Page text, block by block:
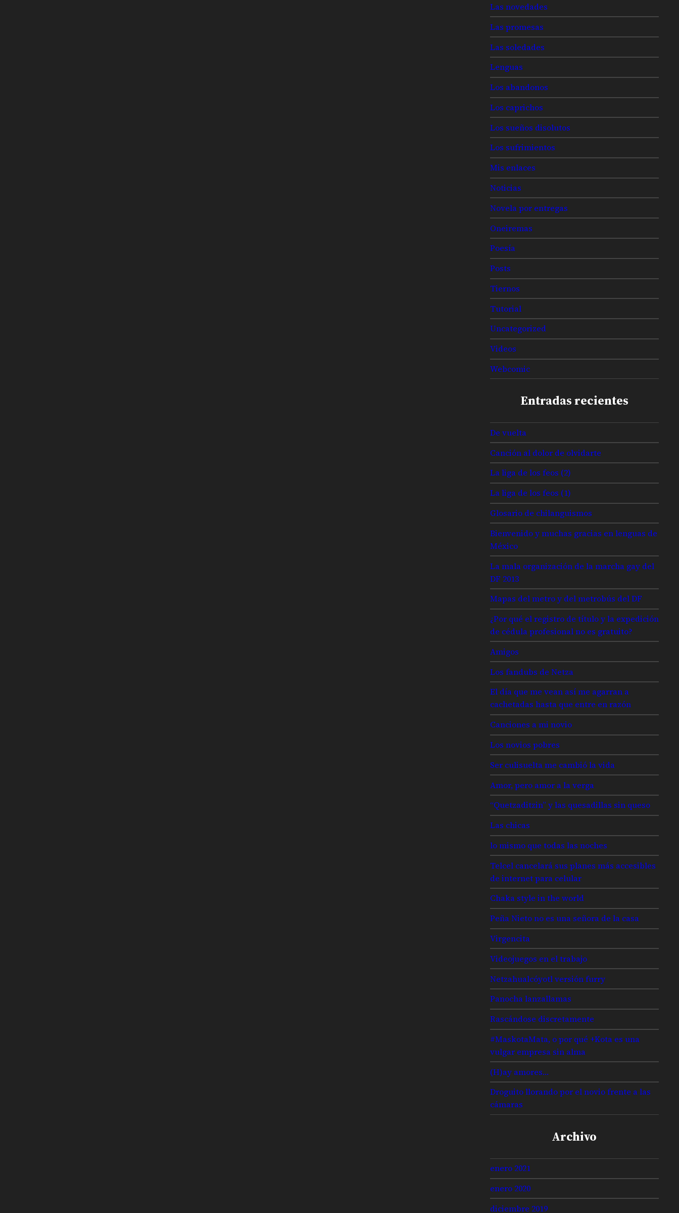
Las novedades
Las promesas
Las soledades
Lenguas
Los abandonos
Los caprichos
Los sueños disolutos
Los sufrimientos
Mis enlaces
Noticias
Novela por entregas
Oneiremas
Poesía
Posts
Tiernos
Tutorial
Uncategorized
Videos
Webcomic
Entradas recientes
De vuelta
Canción al dolor de olvidarte
La liga de los feos (2)
La liga de los feos (1)
Glosario de chilanguismos
Bienvenido y muchas gracias en lenguas de
México
La mala organización de la marcha gay del
DF 2013
Mapas del metro y del metrobús del DF
¿Por qué el registro de título y la expedición
de cédula profesional no es gratuito?
Amigos
Los fandubs de Netza
El día que me vean así me agarran a
cachetadas hasta que entre en razón
Canciones a mi novio
Los novios pobres
Ser culisuelta me cambió la vida
Amor, pero amor a la verga
“Quetzaditzin” y las quesadillas sin queso
Las chicas
lo mismo que todas las noches
Telcel cancelará sus planes más accesibles
de internet para celular
Chaka style in the world
Peña Nieto no es una señora de la casa
Virgencita
Videojuegos en el trabajo
Netzahualcóyotl versión furry
Panocha lanzallamas
Rascándose discretamente
#MaskotaMata, o por qué +Kota es una
vulgar empresa sin alma
(H)ay amores…
Droguito llorando por el novio frente a las
cámaras
Archivo
enero 2021
enero 2020
diciembre 2019